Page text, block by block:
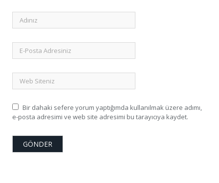
Bir dahaki sefere yorum yaptığımda kullanılmak üzere adımı,
e-posta adresimi ve web site adresimi bu tarayıcıya kaydet.